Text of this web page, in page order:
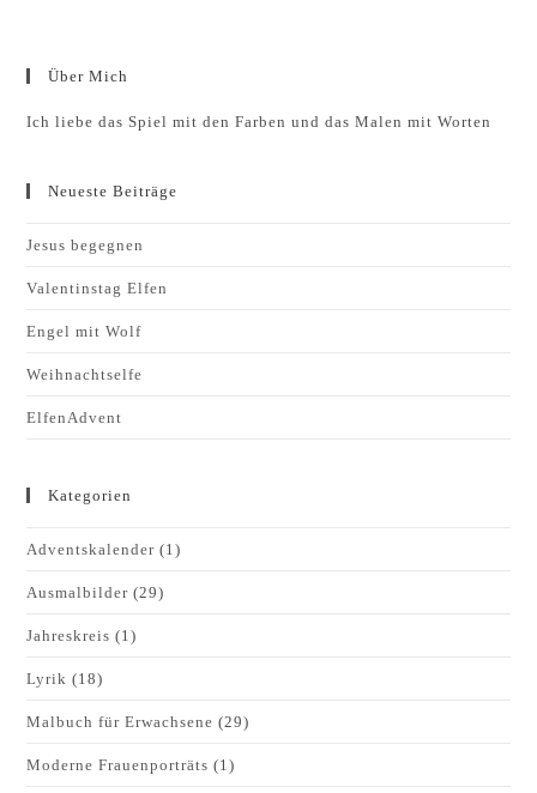
Über Mich
Ich liebe das Spiel mit den Farben und das Malen mit Worten
Neueste Beiträge
Jesus begegnen
Valentinstag Elfen
Engel mit Wolf
Weihnachtselfe
ElfenAdvent
Kategorien
Adventskalender (1)
Ausmalbilder (29)
Jahreskreis (1)
Lyrik (18)
Malbuch für Erwachsene (29)
Moderne Frauenporträts (1)